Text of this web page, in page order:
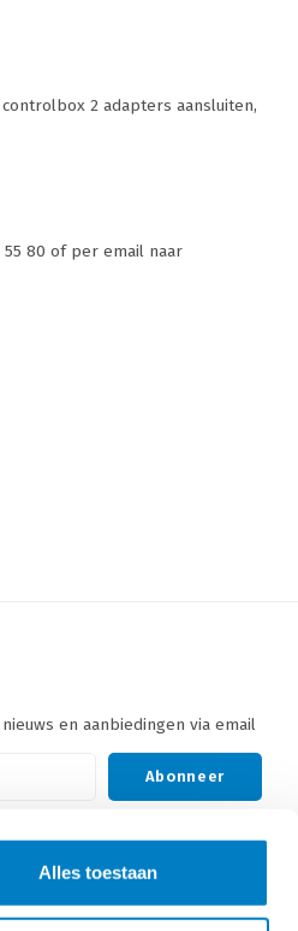
Alles toestaan
2 adapters aansluiten,
55 80 of per email naar
en aanbiedingen via email
Abonneer